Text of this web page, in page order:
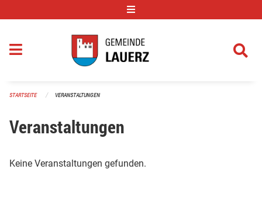
STARTSEITE VERANSTALTUNGEN
Veranstaltungen
Keine Veranstaltungen gefunden.